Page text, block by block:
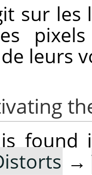
sur les
leurs
found
→